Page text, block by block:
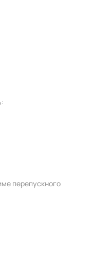
перепускного